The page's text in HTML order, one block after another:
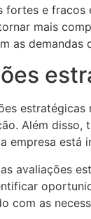
e
mais
estratégicas
Além disso,
empresa está
avaliações
as